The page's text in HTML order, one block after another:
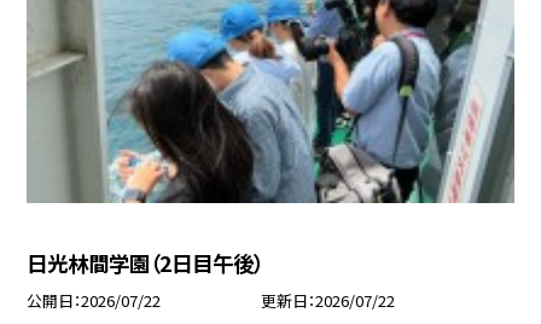
日光林間学園（2日目午後）
公開日 2026/07/22 更新日 2026/07/22